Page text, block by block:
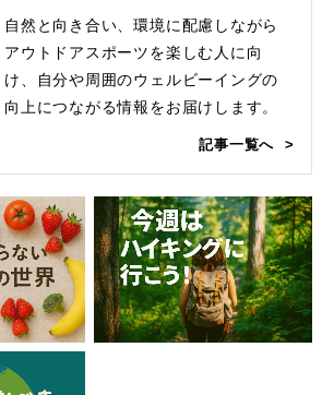
自然と向き合い、環境に配慮しながら
アウトドアスポーツを楽しむ人に向
け、自分や周囲のウェルビーイングの
向上につながる情報をお届けします。
記事一覧へ